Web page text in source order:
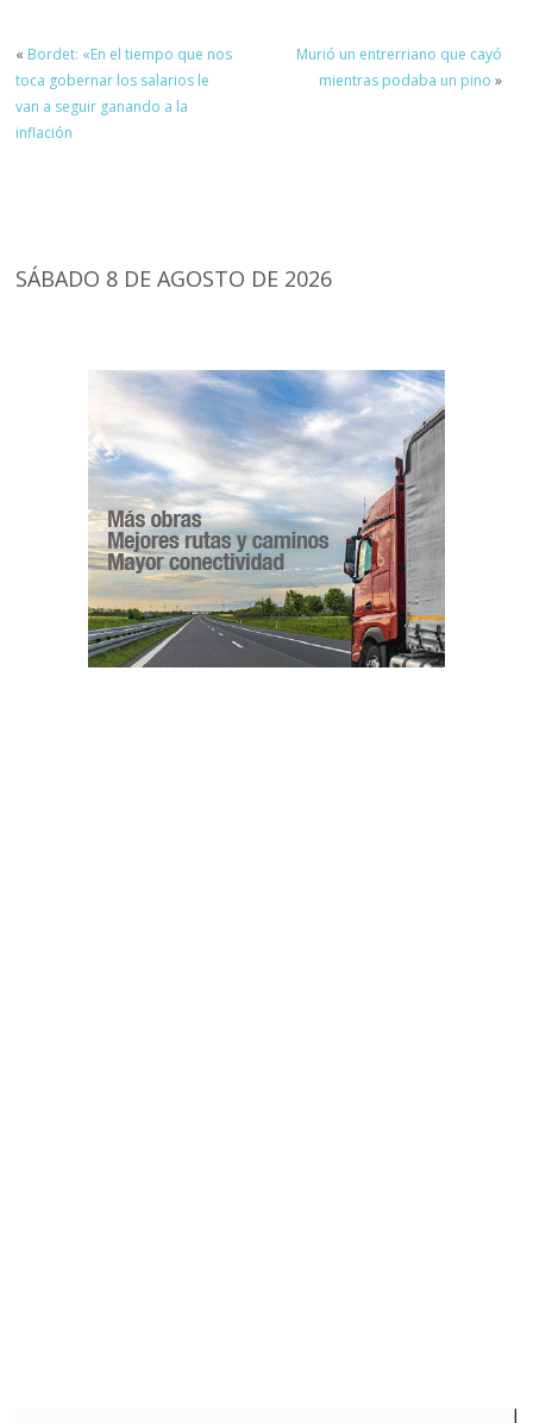
« Bordet: «En el tiempo que nos
toca gobernar los salarios le
van a seguir ganando a la
inflación
Murió un entrerriano que cayó
mientras podaba un pino »
SÁBADO 8 DE AGOSTO DE 2026